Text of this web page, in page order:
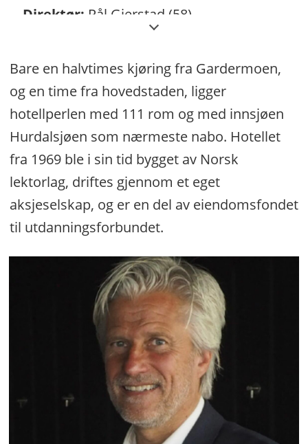
Direktør: Pål Gjerstad (58)
Annet:Hotellet serverer kortreist og
ureist mat, har to viner som selges på
vinmonopolet, fem ølsorter fra eget
mikrobryggeri og seks ulike sprittyper. I
tillegg satser de på kunst, og har egen
skulpturpark
Bare en halvtimes kjøring fra Gardermoen,
og en time fra hovedstaden, ligger
hotellperlen med 111 rom og med innsjøen
Hurdalsjøen som nærmeste nabo. Hotellet
fra 1969 ble i sin tid bygget av Norsk
lektorlag, driftes gjennom et eget
aksjeselskap, og er en del av eiendomsfondet
til utdanningsforbundet.